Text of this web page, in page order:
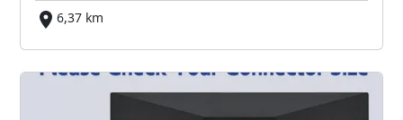
6,37 km